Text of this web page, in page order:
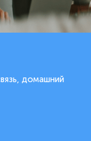
домашний